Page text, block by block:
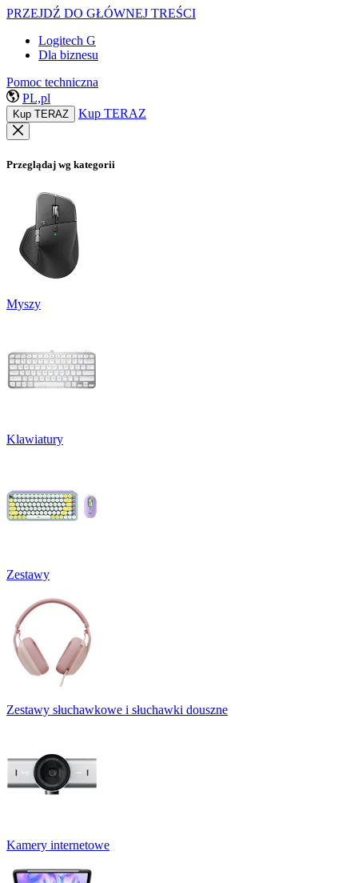
PRZEJDŹ DO GŁÓWNEJ TREŚCI
Logitech G
Dla biznesu
Pomoc techniczna
PL,pl
Kup TERAZ Kup TERAZ
Przeglądaj wg kategorii
Myszy
Klawiatury
Zestawy
Zestawy słuchawkowe i słuchawki douszne
Kamery internetowe